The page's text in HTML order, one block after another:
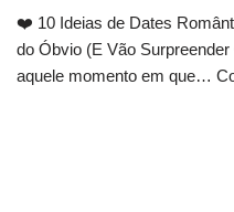
❤️ 10 Ideias de Dates
do Óbvio (E Vão
aquele momento em que…